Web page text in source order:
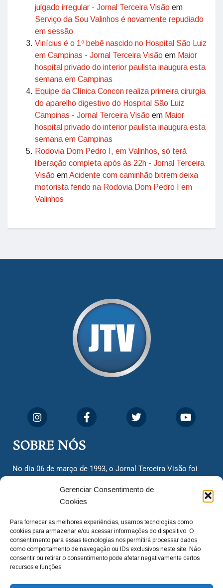
Gerenciar Consentimento de
Cookies
Para fornecer as melhores experiências, usamos tecnologias como
cookies para armazenar e/ou acessar informações do dispositivo. O
consentimento para essas tecnologias nos permitirá processar dados
como comportamento de navegação ou IDs exclusivos neste site. Não
consentir ou retirar o consentimento pode afetar negativamente certos
recursos e funções.
julgado irregular - Jornal Terceira Visão em
Serviço da Sou Valinhos é novamente repudiado
em sessão
Vinícius é o 1º bebê nascido no Hospital São Luiz
em Campinas - Jornal Terceira Visão em Maior
hospital privado do interior paulista inaugura esta
semana em Campinas
Equipe da Clínica Concon realiza primeira cirurgia
do aparelho digestivo do Hospital São Luiz
Campinas - Jornal Terceira Visão em Maior
hospital privado do interior paulista inaugura esta
semana em Campinas
Rodovia Dom Pedro I, em Valinhos, só terá
liberação completa após às 22h - Jornal Terceira
Visão emAcidente com caminhão bitrem deixa
motorista ferido na Rodovia Dom Pedro I em
Valinhos
SOBRE NÓS
No dia 06 de março de 1993, o Jornal Terceira Visão foi
cidadãos valinhenses, já que naquela época só existiam
dois jornais. Há mais de 30 anos, o jornal continua
com o foco de trazer as melhores notícias. Nunca
deixamos de lado as necessidades do cidadão, sempre
questionando os órgãos públicos em busca de melhorias
para a cidade e sempre cobrando resoluções para casos